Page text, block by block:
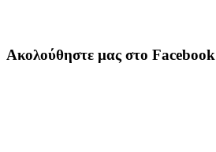
Ακολούθηστε μας στο Facebook